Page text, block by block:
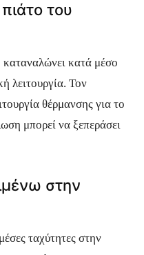
του
κατά μέσο
λειτουργία. Τον
θέρμανσης για το
μπορεί να ξεπεράσει
στην
ταχύτητες στην